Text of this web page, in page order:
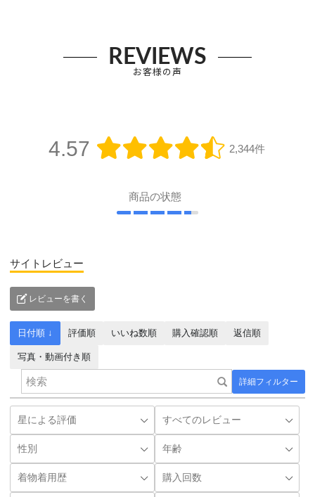
REVIEWS
お客様の声
4.57 2,344件
商品の状態
サイトレビュー
レビューを書く
詳細フィルター
日付順 ↓ 評価順 いいね数順 購入確認順 返信順
写真・動画付き順